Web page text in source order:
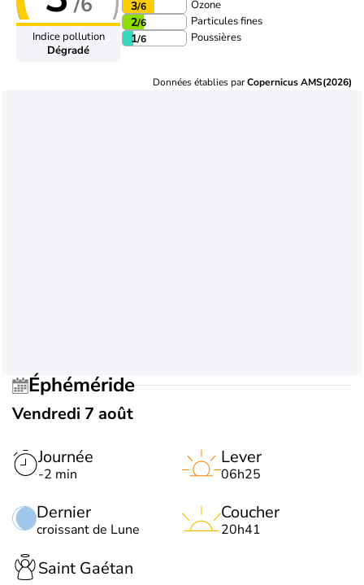
Indice pollution
Dégradé
3/6 Ozone
2/6 Particules fines
1/6 Poussières
Données établies parCopernicus AMS(2026)
Éphéméride
Vendredi 7 août
Journée
-2 min
Dernier
croissant de Lune
Lever
06h25
Coucher
20h41
Saint Gaétan